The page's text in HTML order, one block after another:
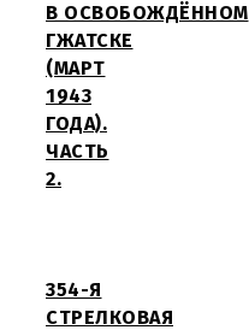
В ОСВОБОЖДЁННОМ
ГЖАТСКЕ
(МАРТ
1943
ГОДА).
ЧАСТЬ
2.
354-Я
СТРЕЛКОВАЯ